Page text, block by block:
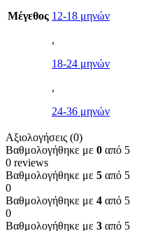
Μέγεθος 12-18 μηνών
,
18-24 μηνών
,
24-36 μηνών
Αξιολογήσεις (0)
Βαθμολογήθηκε με 0 από 5
0 reviews
Βαθμολογήθηκε με 5 από 5
0
Βαθμολογήθηκε με 4 από 5
0
Βαθμολογήθηκε με 3 από 5